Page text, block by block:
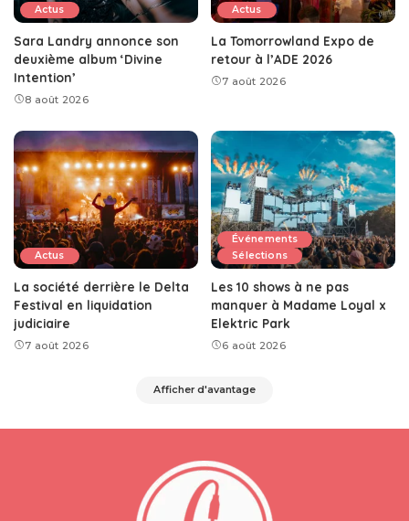
Actus
Sara Landry annonce son
deuxième album ‘Divine
Intention’
8 août 2026
Actus
La Tomorrowland Expo de
retour à l’ADE 2026
7 août 2026
Actus
La société derrière le Delta
Festival en liquidation
judiciaire
7 août 2026
Événements
Sélections
Les 10 shows à ne pas
manquer à Madame Loyal x
Elektric Park
6 août 2026
Afficher d'avantage